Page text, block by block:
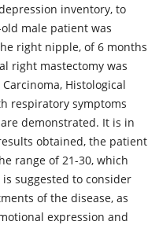
inventory, to
male patient was
right nipple, of 6 months
right mastectomy was
Histological
respiratory symptoms
demonstrated. It is in
obtained, the patient
range of 21-30, which
suggested to consider
of the disease, as
expression and